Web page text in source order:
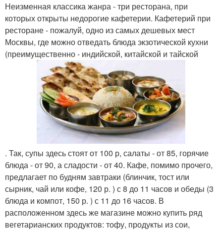
Неизменная классика жанра - три ресторана, при
которых открыты недорогие кафетерии. Кафетерий при
ресторане - пожалуй, одно из самых дешевых мест
Москвы, где можно отведать блюда экзотической кухни
(преимущественно - индийской, китайской и тайской
. Так, супы здесь стоят от 100 р, салаты - от 85, горячие
блюда - от 90, а сладости - от 40. Кафе, помимо прочего,
предлагает по будням завтраки (блинчик, тост или
сырник, чай или кофе, 120 р. ) с 8 до 11 часов и обеды (3
блюда и компот, 150 р. ) с 11 до 16 часов. В
расположенном здесь же магазине можно купить ряд
вегетарианских продуктов: тофу, продукты из сои,